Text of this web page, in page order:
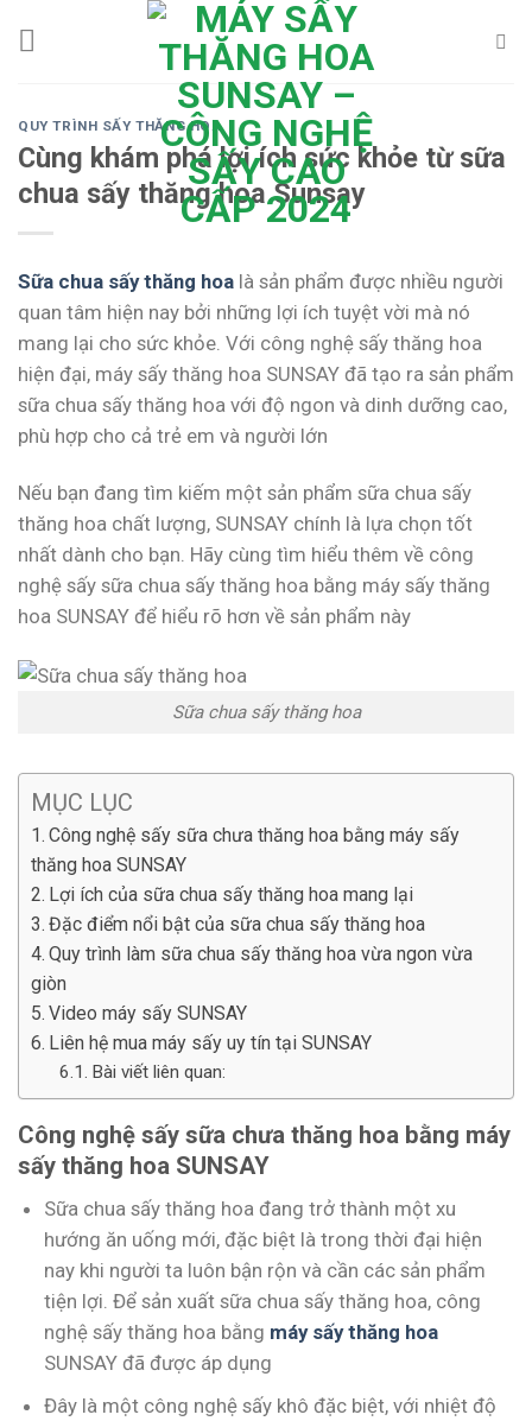
QUY TRÌNH SẤY THĂNG HOA
Cùng khám phá lợi ích sức khỏe từ sữa
chua sấy thăng hoa Sunsay
Sữa chua sấy thăng hoa là sản phẩm được nhiều người
quan tâm hiện nay bởi những lợi ích tuyệt vời mà nó
mang lại cho sức khỏe. Với công nghệ sấy thăng hoa
hiện đại, máy sấy thăng hoa SUNSAY đã tạo ra sản phẩm
sữa chua sấy thăng hoa với độ ngon và dinh dưỡng cao,
phù hợp cho cả trẻ em và người lớn
Nếu bạn đang tìm kiếm một sản phẩm sữa chua sấy
thăng hoa chất lượng, SUNSAY chính là lựa chọn tốt
nhất dành cho bạn. Hãy cùng tìm hiểu thêm về công
nghệ sấy sữa chua sấy thăng hoa bằng máy sấy thăng
hoa SUNSAY để hiểu rõ hơn về sản phẩm này
Sữa chua sấy thăng hoa
MỤC LỤC
Công nghệ sấy sữa chưa thăng hoa bằng máy sấy
thăng hoa SUNSAY
Lợi ích của sữa chua sấy thăng hoa mang lại
Đặc điểm nổi bật của sữa chua sấy thăng hoa
Quy trình làm sữa chua sấy thăng hoa vừa ngon vừa
giòn
Video máy sấy SUNSAY
Liên hệ mua máy sấy uy tín tại SUNSAY
Bài viết liên quan:
Công nghệ sấy sữa chưa thăng hoa bằng máy
sấy thăng hoa SUNSAY
Sữa chua sấy thăng hoa đang trở thành một xu
hướng ăn uống mới, đặc biệt là trong thời đại hiện
nay khi người ta luôn bận rộn và cần các sản phẩm
tiện lợi. Để sản xuất sữa chua sấy thăng hoa, công
nghệ sấy thăng hoa bằng máy sấy thăng hoa
SUNSAY đã được áp dụng
Đây là một công nghệ sấy khô đặc biệt, với nhiệt độ